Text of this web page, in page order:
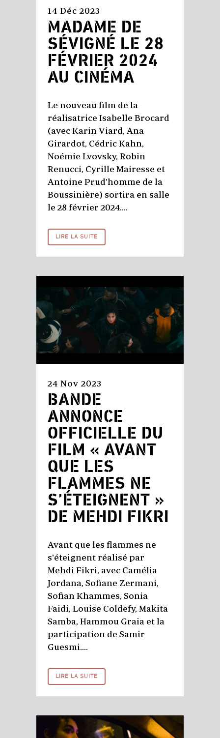
14 Déc 2023
MADAME DE
SÉVIGNÉ LE 28
FÉVRIER 2024
AU CINÉMA
Le nouveau film de la
réalisatrice Isabelle Brocard
(avec Karin Viard, Ana
Girardot, Cédric Kahn,
Noémie Lvovsky, Robin
Renucci, Cyrille Mairesse et
Antoine Prud'homme de la
Boussinière) sortira en salle
le 28 février 2024....
LIRE LA SUITE
24 Nov 2023
BANDE
ANNONCE
OFFICIELLE DU
FILM « AVANT
QUE LES
FLAMMES NE
S’ÉTEIGNENT »
DE MEHDI FIKRI
Avant que les flammes ne
s'éteignent réalisé par
Mehdi Fikri, avec Camélia
Jordana, Sofiane Zermani,
Sofian Khammes, Sonia
Faidi, Louise Coldefy, Makita
Samba, Hammou Graia et la
participation de Samir
Guesmi....
LIRE LA SUITE